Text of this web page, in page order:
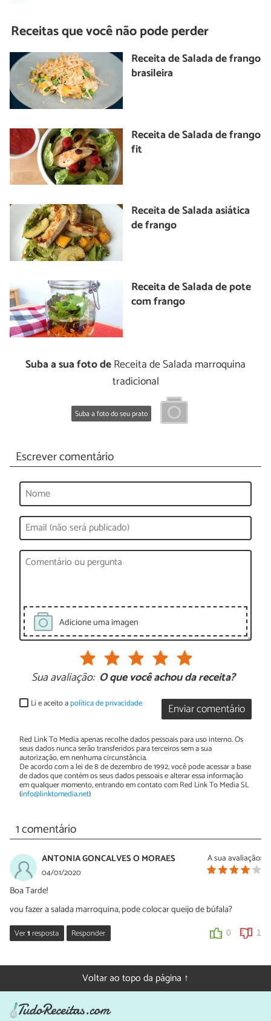
Receitas que você não pode perder
Receita de Salada de frango
brasileira
Receita de Salada de frango
fit
Receita de Salada asiática
de frango
Receita de Salada de pote
com frango
Suba a sua foto deReceita de Salada marroquina
tradicional
Suba a foto do seu prato
Escrever comentário
Adicione uma imagen
Sua avaliação: O que você achou da receita?
Enviar comentário
Li e aceito apolítica de privacidade
Red Link To Media apenas recolhe dados pessoais para uso interno. Os
seus dados nunca serão transferidos para terceiros sem a sua
autorização, em nenhuma circunstância.
De acordo com a lei de 8 de dezembro de 1992, você pode acessar a base
de dados que contém os seus dados pessoais e alterar essa informação
em qualquer momento, entrando em contato com Red Link To Media SL
(info@linktomedia.net)
1 comentário
A sua avaliação:
ANTONIA GONCALVES O MORAES
04/01/2020
Boa Tarde!
vou fazer a salada marroquina, pode colocar queijo de búfala?
Ver1resposta Responder 0 1
06/01/2020
Oi Antonia, se quiser pode colocar sim!
Voltar ao topo da página ↑